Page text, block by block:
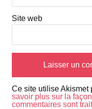
Site web
Ce site utilise Akismet
savoir plus sur la
commentaires sont